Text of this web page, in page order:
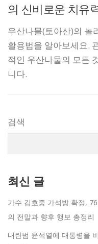
의 신비로운 치유
우산나물(토아산)의 놀
활용법을 알아보세요.
적인 우산나물의 모든
니다.
검색
최신 글
가수 김호중 가석방 확정,
의 전말과 향후 행보 총정리
내란범 윤석열에 대통령을